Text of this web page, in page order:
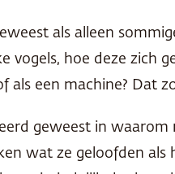
als alleen
hoe deze zich
een machine? Dat
geweest in
wat ze geloofden